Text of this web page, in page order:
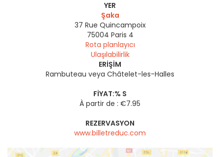
YER
Şaka
37 Rue Quincampoix
75004 Paris 4
Rota planlayıcı
Ulaşılabilirlik
ERIŞIM
Rambuteau veya Châtelet-les-Halles
FIYAT:% S
À partir de : €7.95
REZERVASYON
www.billetreduc.com